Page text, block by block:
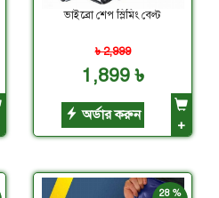
ভাইব্রো শেপ স্লিমিং বেল্ট
৳ 2,999
1,899 ৳
অর্ডার করুন
+
28 %